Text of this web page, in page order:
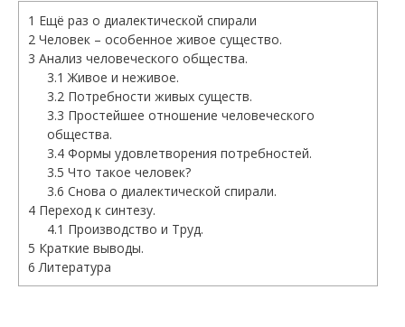
1 Ещё раз о диалектической спирали
2 Человек – особенное живое существо.
3 Анализ человеческого общества.
3.1 Живое и неживое.
3.2 Потребности живых существ.
3.3 Простейшее отношение человеческого
общества.
3.4 Формы удовлетворения потребностей.
3.5 Что такое человек?
3.6 Снова о диалектической спирали.
4 Переход к синтезу.
4.1 Производство и Труд.
5 Краткие выводы.
6 Литература